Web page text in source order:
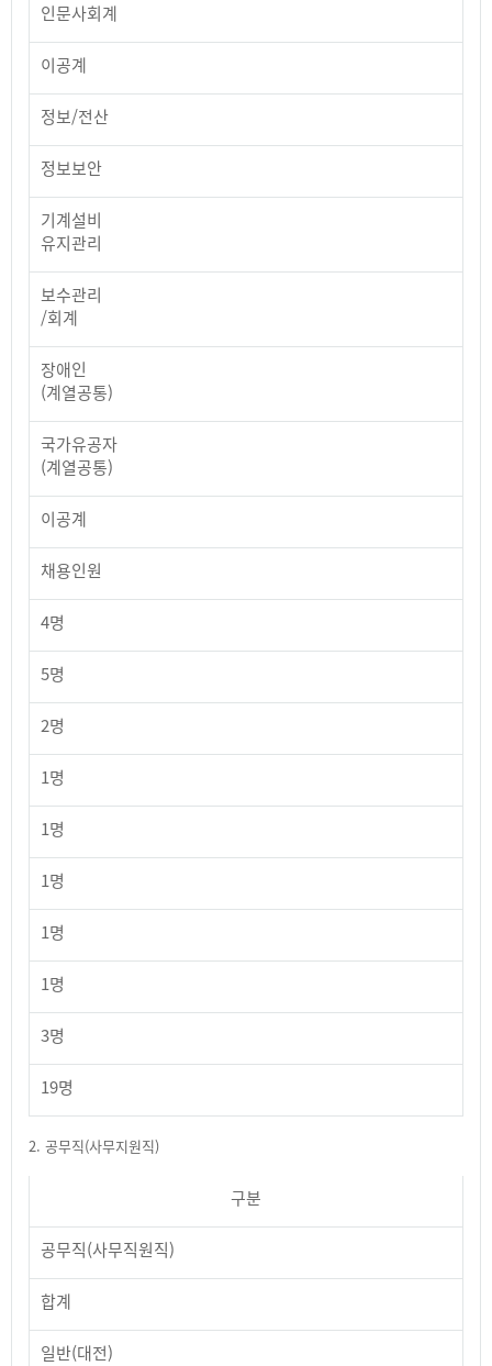
인문사회계
이공계
정보/전산
정보보안
기계설비
유지관리
보수관리
/회계
장애인
(계열공통)
국가유공자
(계열공통)
이공계
채용인원
4명
5명
2명
1명
1명
1명
1명
1명
3명
19명
2. 공무직(사무지원직)
구분
공무직(사무직원직)
합계
일반(대전)